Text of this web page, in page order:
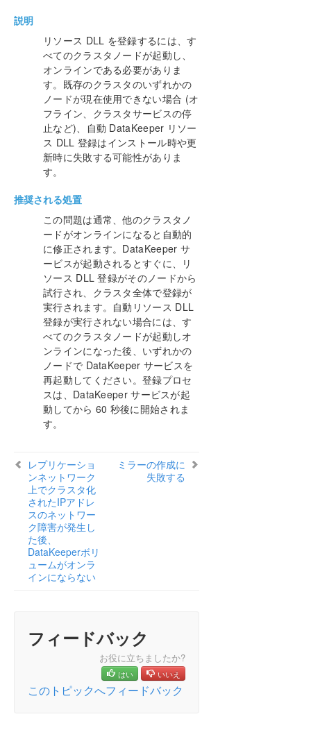
構成
DataKeeper の管理
SIOS DataKeeper で EMCMD を使用する
SIOS DataKeeperでDKPwrShellを使用する
ユーザガイド
よくある質問
トラブルシューティング
ソリューション
アンチウイルスソフトウェアの除外リスト
DataKeeper はジョブのミラーエンドポイント
として小文字のドライブレターをサポートしな
い
DataKeeper をクラスターの Quorum デバイス
として使用できない
レプリケーションネットワーク上でクラスタ化
されたIPアドレスのネットワーク障害が発生し
た後、DataKeeperボリュームがオンラインにな
らない
DataKeeper ボリュームをクラスタリソースタ
イプとして使用できない
ミラーの作成に失敗する
Hyper-V ホストクラスタエラー
新しいリソースはオフラインだがロック解除さ
れている
サーバログインアカウントおよびパスワードは
クラスタの各サーバで同一である必要がある
システムイベントログ – GUI でのミラー作成の
以前のインストールパスを確認できない
ユーザインターフェース – ミラーを作成できな
い
WSFC – MS DTC リソース障害
WSFC 2008 R2 SP1 手順の変更
Windows Server 2012 固有の問題
Windows Server 2016 に固有の問題
メッセージカタログ
説明
リソース DLL を登録するには、す
べてのクラスタノードが起動し、
オンラインである必要がありま
す。既存のクラスタのいずれかの
ノードが現在使用できない場合 (オ
フライン、クラスタサービスの停
止など)、自動 DataKeeper リソー
ス DLL 登録はインストール時や更
新時に失敗する可能性がありま
す。
推奨される処置
この問題は通常、他のクラスタノ
ードがオンラインになると自動的
に修正されます。DataKeeper サ
ービスが起動されるとすぐに、リ
ソース DLL 登録がそのノードから
試行され、クラスタ全体で登録が
実行されます。自動リソース DLL
登録が実行されない場合には、す
べてのクラスタノードが起動しオ
ンラインになった後、いずれかの
ノードで DataKeeper サービスを
再起動してください。登録プロセ
スは、DataKeeper サービスが起
動してから 60 秒後に開始されま
す。
レプリケーショ
ンネットワーク
上でクラスタ化
されたIPアドレ
スのネットワー
ク障害が発生し
た後、
DataKeeperボリ
ュームがオンラ
インにならない
ミラーの作成に
失敗する
フィードバック
お役に立ちましたか?
はい いいえ
このトピックへフィードバック